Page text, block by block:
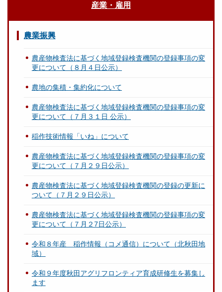
産業・雇用
農業振興
農産物検査法に基づく地域登録検査機関の登録事項の変
更について（８月４日公示）
農地の集積・集約化について
農産物検査法に基づく地域登録検査機関の登録事項の変
更について（７月３１日 公示）
稲作技術情報「いね」について
農産物検査法に基づく地域登録検査機関の登録事項の変
更について（７月２９日公示）
農産物検査法に基づく地域登録検査機関の登録の更新に
ついて（７月２９日公示）
農産物検査法に基づく地域登録検査機関の登録事項の変
更について（７月２7日公示）
令和８年産 稲作情報（コメ通信）について（北秋田地
域）
令和９年度秋田アグリフロンティア育成研修生を募集し
ます